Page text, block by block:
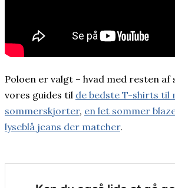
Poloen er valgt – hvad med resten af
vores guides til de bedste T-shirts til
sommerskjorter, en let sommer
lyseblå jeans der matcher.